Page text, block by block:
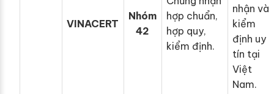
VINACERT
Nhóm
42
hợp chuẩn,
hợp quy,
kiểm định.
nhận và
kiểm
định uy
tín tại
Việt
Nam.